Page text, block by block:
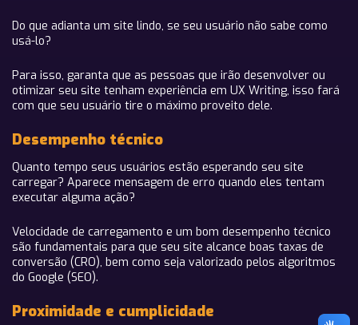
Do que adianta um site lindo, se seu usuário não sabe como
usá-lo?
Para isso, garanta que as pessoas que irão desenvolver ou
otimizar seu site tenham experiência em UX Writing, isso fará
com que seu usuário tire o máximo proveito dele.
Desempenho técnico
Quanto tempo seus usuários estão esperando seu site
carregar? Aparece mensagem de erro quando eles tentam
executar alguma ação?
Velocidade de carregamento e um bom desempenho técnico
são fundamentais para que seu site alcance boas taxas de
conversão (CRO), bem como seja valorizado pelos algoritmos
do Google (SEO).
Proximidade e cumplicidade